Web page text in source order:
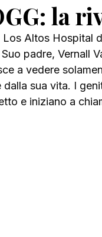
Playlist
la
Los Altos Hospital
padre, Vernall
a vedere
sua vita. I
e iniziano a